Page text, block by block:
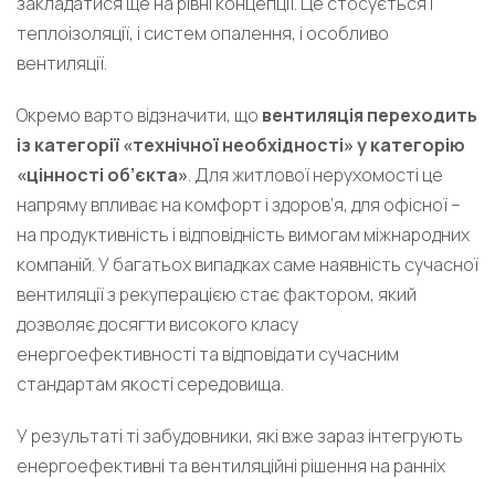
теплоізоляції, і систем опалення, і особливо
вентиляції.
Окремо варто відзначити, що вентиляція переходить
із категорії «технічної необхідності» у категорію
«цінності об’єкта». Для житлової нерухомості це
напряму впливає на комфорт і здоров’я, для офісної –
на продуктивність і відповідність вимогам міжнародних
компаній. У багатьох випадках саме наявність сучасної
вентиляції з рекуперацією стає фактором, який
дозволяє досягти високого класу
енергоефективності та відповідати сучасним
стандартам якості середовища.
У результаті ті забудовники, які вже зараз інтегрують
енергоефективні та вентиляційні рішення на ранніх